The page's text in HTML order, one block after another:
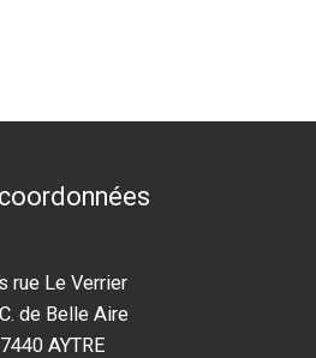
rue Le Verrier
de Belle Aire
AYTRE